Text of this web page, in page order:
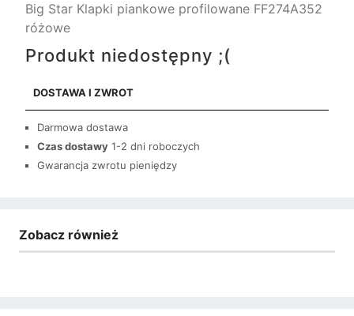
Big Star Klapki piankowe profilowane FF274A352
różowe
Produkt niedostępny ;(
DOSTAWA I ZWROT
Darmowa dostawa
Czas dostawy 1-2 dni roboczych
Gwarancja zwrotu pieniędzy
Zobacz również